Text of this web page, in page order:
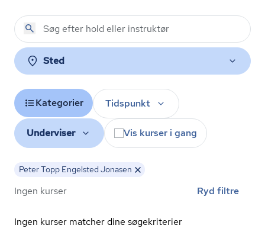
Sted
Kategorier Tidspunkt
Underviser Vis kurser i gang
Peter Topp Engelsted Jonasen
Ingen kurser Ryd filtre
Ingen kurser matcher dine søgekriterier